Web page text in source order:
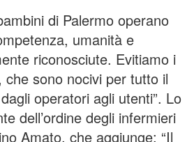
di Palermo operano
umanità e
riconosciute. Evitiamo i
sono nocivi per tutto il
operatori agli utenti”. Lo
dell’ordine degli infermieri
Amato, che aggiunge: “Il